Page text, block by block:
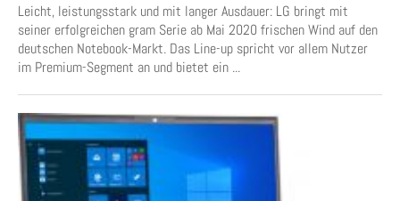
Leicht, leistungsstark und mit langer Ausdauer: LG bringt mit
seiner erfolgreichen gram Serie ab Mai 2020 frischen Wind auf den
deutschen Notebook-Markt. Das Line-up spricht vor allem Nutzer
im Premium-Segment an und bietet ein ...